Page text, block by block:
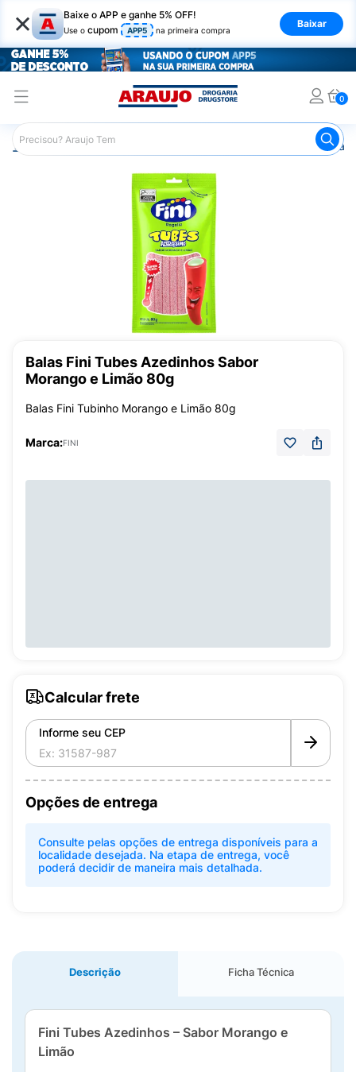
× Baixe o APP e ganhe 5% OFF!
Use o cupom APP5 na primeira compra
Baixar
0
Araujo Mercado
Balas Fini Tubes Azedinhos Sabor
Morango e Limão 80g
Balas Fini Tubinho Morango e Limão 80g
Marca:FINI
Calcular frete
Informe seu CEP
Opções de entrega
Consulte pelas opções de entrega disponíveis para a
localidade desejada. Na etapa de entrega, você
poderá decidir de maneira mais detalhada.
Descrição Ficha Técnica
Fini Tubes Azedinhos – Sabor Morango e
Limão